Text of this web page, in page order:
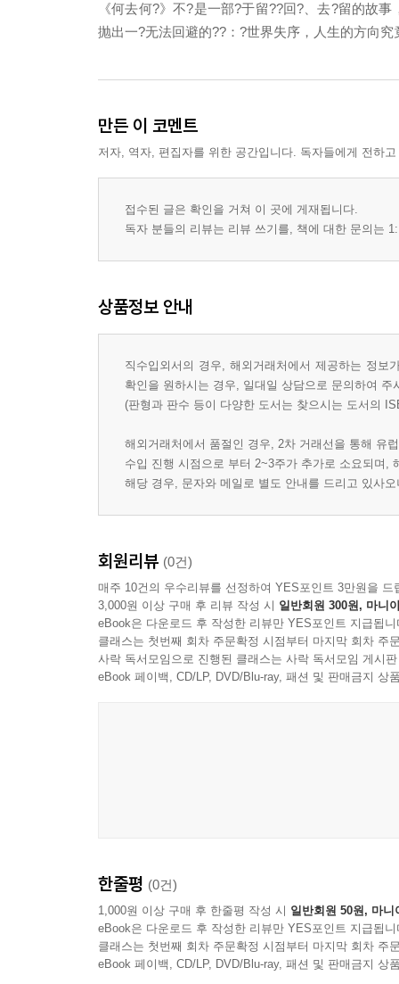
《何去何?》不?是一部?于留??回?、去?留的故
抛出一?无法回避的??：?世界失序，人生的方向究
만든 이 코멘트
저자, 역자, 편집자를 위한 공간입니다. 독자들에게 전하
접수된 글은 확인을 거쳐 이 곳에 게재됩니다.
독자 분들의 리뷰는 리뷰 쓰기를, 책에 대한 문의는
상품정보 안내
직수입외서의 경우, 해외거래처에서 제공하는 정
확인을 원하시는 경우, 일대일 상담으로 문의하여 주
(판형과 판수 등이 다양한 도서는 찾으시는 도서의
해외거래처에서 품절인 경우, 2차 거래선을 통해 유
수입 진행 시점으로 부터 2~3주가 추가로 소요되며,
해당 경우, 문자와 메일로 별도 안내를 드리고 있사
회원리뷰 (0건)
매주 10건의 우수리뷰를 선정하여 YES포인트 3만원을 드
3,000원 이상 구매 후 리뷰 작성 시 일반회원 300원, 마니
eBook은 다운로드 후 작성한 리뷰만 YES포인트 지급됩니
클래스는 첫번째 회차 주문확정 시점부터 마지막 회차 주
사락 독서모임으로 진행된 클래스는 사락 독서모임 게시
eBook 페이백, CD/LP, DVD/Blu-ray, 패션 및 판매금지 상
한줄평 (0건)
1,000원 이상 구매 후 한줄평 작성 시 일반회원 50원, 마니
eBook은 다운로드 후 작성한 리뷰만 YES포인트 지급됩니
클래스는 첫번째 회차 주문확정 시점부터 마지막 회차 주
eBook 페이백, CD/LP, DVD/Blu-ray, 패션 및 판매금지 상